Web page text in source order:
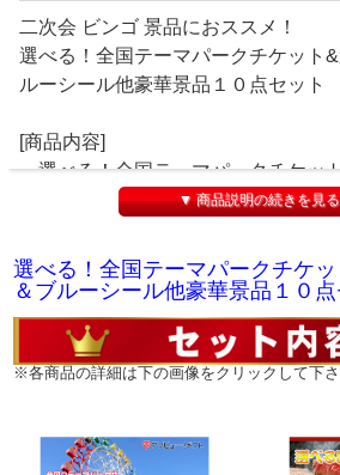
二次会 ビンゴ 景品におススメ！
選べる！全国テーマパークチケット
ルーシール他豪華景品１０点セット
[商品内容]
・選べる！全国テーマパークチケ
・選べる国産和牛Aコース
・天然南まぐろ詰合せ
・パーソナル空気清浄機
・三重さくらポークしゃぶしゃぶ
・スターバックスオリガミコーヒー
・札幌開拓使 生ハム＆ウインナー
▼ 商品説明の続きを見
選べる！全国テーマパークチケ
＆ブルーシール他豪華景品１０点
※各商品の詳細は下の画像をクリックして下さ